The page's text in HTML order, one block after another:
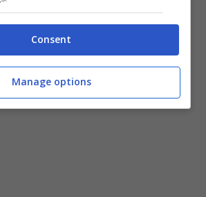
Consent
Manage options